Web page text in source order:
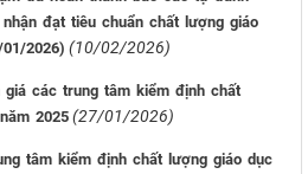
đạt tiêu chuẩn chất lượng giáo
2026) (10/02/2026)
giá các trung tâm kiểm định chất
2025 (27/01/2026)
tâm kiểm định chất lượng giáo dục